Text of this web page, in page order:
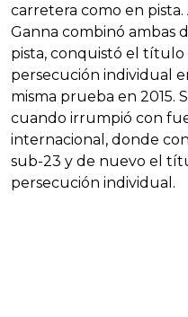
carretera como en
Ganna combinó ambas
pista, conquistó el
persecución individual
misma prueba en 2015.
cuando irrumpió con
internacional, donde
sub-23 y de nuevo el
persecución individual.